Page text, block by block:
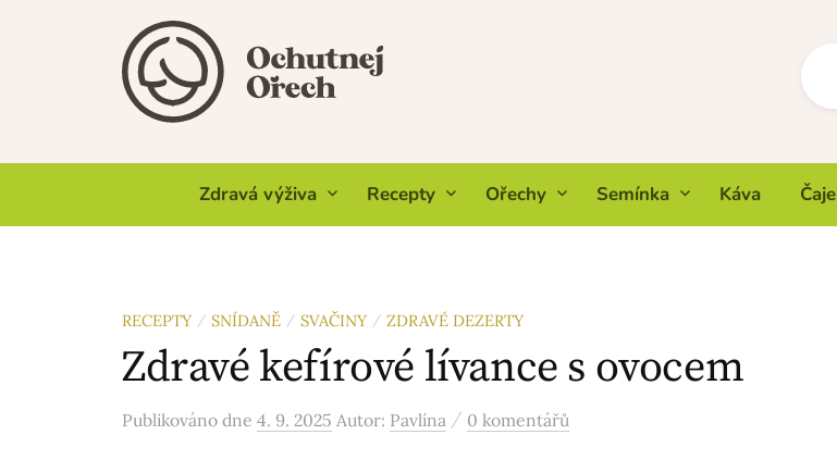
Zdravá výživa Recepty Ořechy Semínka Káva Čaje
RECEPTY / SNÍDANĚ / SVAČINY / ZDRAVÉ DEZERTY
Zdravé kefírové lívance s ovocem
Publikováno dne 4. 9. 2025 Autor: Pavlína / 0 komentářů